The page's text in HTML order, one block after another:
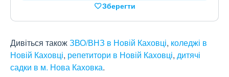
Зберегти
Дивіться такожЗВО/ВНЗ в Новій Каховці, коледжі в
Новій Каховці, репетитори в Новій Каховці, дитячі
садки в м. Нова Каховка.